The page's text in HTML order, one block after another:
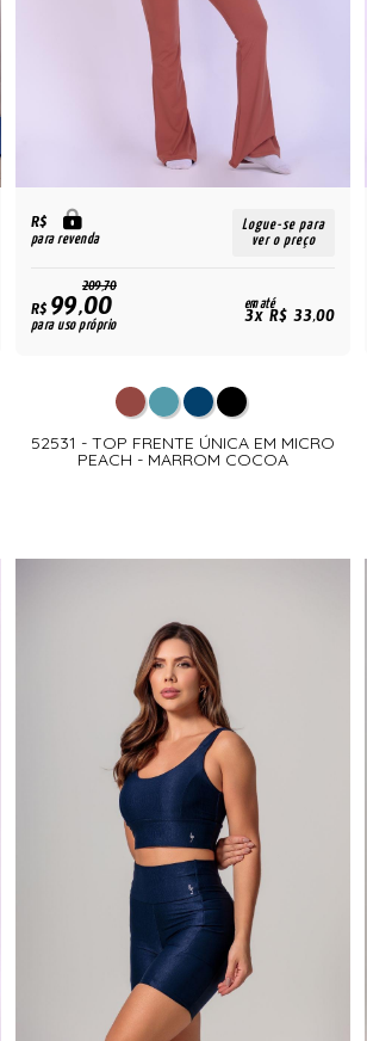
R$
para revenda
Logue-se para
ver o preço
209,70
R$99,00
para uso próprio
em até
3x R$ 33,00
52531 - TOP FRENTE ÚNICA EM MICRO
PEACH - MARROM COCOA